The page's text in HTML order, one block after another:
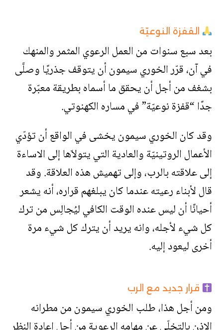
القفزة النوعيّة
بعد سبع سنوات من العمل الرعوي المثمر والمنهك
في آن، قرّر الخوري سيمون أن يتوقف جذريًا وصلَّى
بشغف من أجل أن يحقق ما أسماه بطريقة معبّرة
جدًا “قفزة نوعيّة” في مساره الكهنوتي.
وقد كان الخوري سيمون يخشى في الواقع أن تؤدّي
الأعمال الروتينيّة والعادية التي يتولاّها إلى الاساءة
إلى علاقته بالرب، وإلى تهميش هذه العلاقة. وقد
قال لأبناء رعيته عندما كان يبلغهم قراره، أنه يشعر
أحيانًا أن ليس عنده الوقت الكافي ليُجالِس من ترك
كل شيء لأجله، وانه يريد أن يترك كل شيء مرة
أخرى ليعود إليه.
قرار جديد مع الرب
ومن أجل هذا، طلب الخوري سيمون من مطرانه